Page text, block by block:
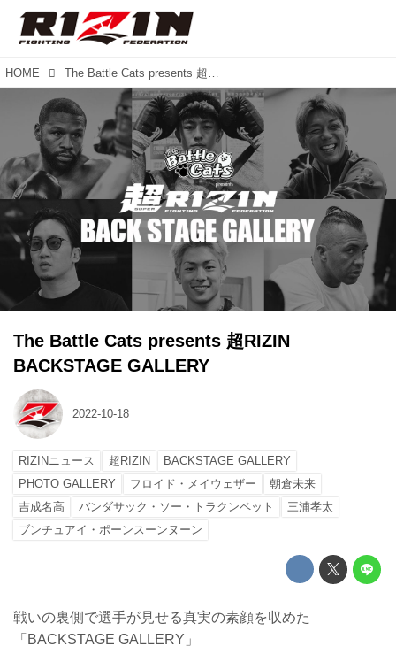
HOME The Battle Cats presents 超RIZIN BACKSTAGE GALLERY
The Battle Cats presents 超RIZIN
BACKSTAGE GALLERY
2022-10-18
RIZINニュース 超RIZIN
BACKSTAGE GALLERY
PHOTO GALLERY
フロイド・メイウェザー
朝倉未来
吉成名高
バンダサック・ソー・トラクンペット
三浦孝太
ブンチュアイ・ポーンスーンヌーン
戦いの裏側で選手が見せる真実の素顔を収めた
「BACKSTAGE GALLERY」